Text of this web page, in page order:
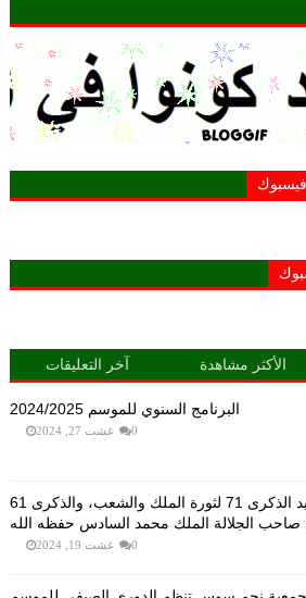
الأكثر مشاهدة آخر التعليقات
البرنامج السنوي للموسم 2024/2025
غشت 27, 2024 0
تخليد الذكرى 71 لثورة الملك والشعب، والذكرى 61
صاحب الجلالة الملك محمد السادس حفظه الله
غشت 19, 2024 0